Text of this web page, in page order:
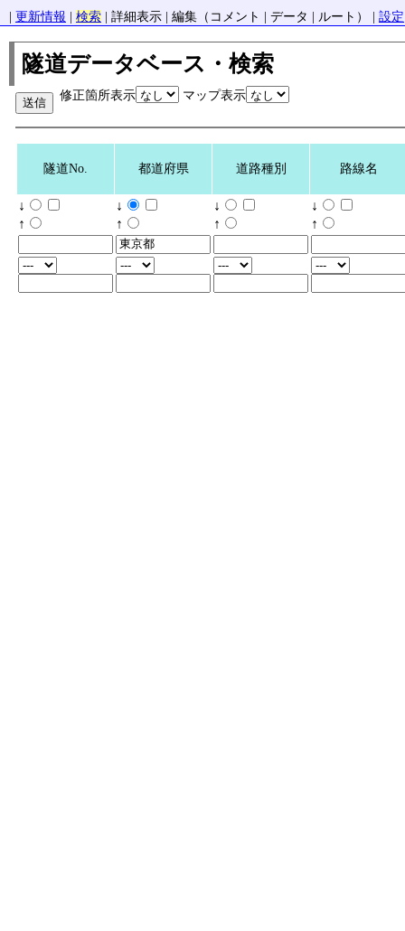
更新情報 検索 | 詳細表示 | 編集（コメント | データ | ルート） | 設定
隧道データベース・検索
修正箇所表示 マップ表示
隧道No. 都道府県 道路種別 路線名
↓
↑
↓
↑
↓
↑
↓
↑